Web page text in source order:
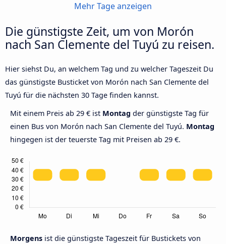
Mehr Tage anzeigen
Die günstigste Zeit, um von Morón
nach San Clemente del Tuyú zu reisen.
Hier siehst Du, an welchem Tag und zu welcher Tageszeit Du
das günstigste Busticket von Morón nach San Clemente del
Tuyú für die nächsten 30 Tage finden kannst.
Mit einem Preis ab 29 € ist Montag der günstigste Tag für
einen Bus von Morón nach San Clemente del Tuyú. Montag
hingegen ist der teuerste Tag mit Preisen ab 29 €.
Morgens ist die günstigste Tageszeit für Bustickets von